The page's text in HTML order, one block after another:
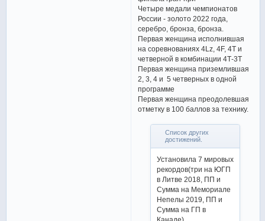
Четыре медали чемпионатов
России - золото 2022 года,
серебро, бронза, бронза.
Первая женщина исполнившая
на соревнованиях 4Lz, 4F, 4T и
четверной в комбинации 4Т-3Т
Первая женщина приземлившая
2, 3, 4 и 5 четверных в одной
программе
Первая женщина преодолевшая
отметку в 100 баллов за технику.
Список других
достижений.
Установила 7 мировых
рекордов(три на ЮГП
в Литве 2018, ПП и
Сумма на Мемориале
Непелы 2019, ПП и
Сумма на ГП в